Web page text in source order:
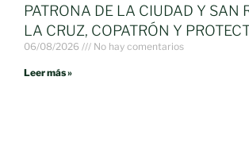
PATRONA DE LA CIUDAD Y SAN
LA CRUZ, COPATRÓN Y
06/08/2026 No hay comentarios
Leer más »